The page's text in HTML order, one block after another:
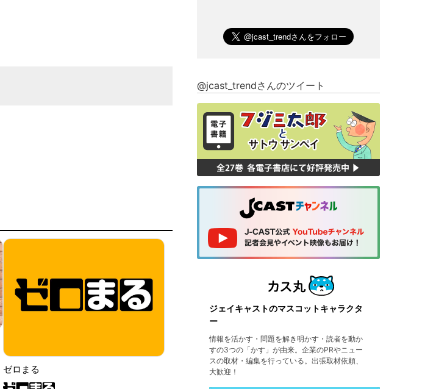
ゼロまる
@jcast_trendさんのツイート
ジェイキャストのマスコットキャラクタ
ー
情報を活かす・問題を解き明かす・読者を動か
すの3つの「かす」が由来。企業のPRやニュー
スの取材・編集を行っている。出張取材依頼、
大歓迎！